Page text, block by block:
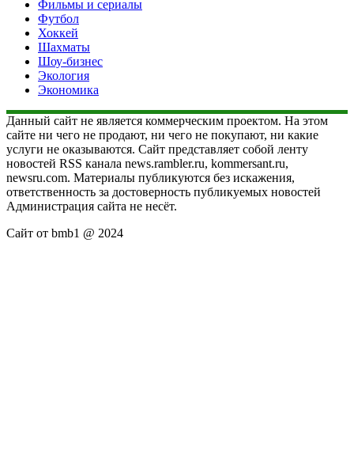
Фильмы и сериалы
Футбол
Хоккей
Шахматы
Шоу-бизнес
Экология
Экономика
Данный сайт не является коммерческим проектом. На этом
сайте ни чего не продают, ни чего не покупают, ни какие
услуги не оказываются. Сайт представляет собой ленту
новостей RSS канала news.rambler.ru, kommersant.ru,
newsru.com. Материалы публикуются без искажения,
ответственность за достоверность публикуемых новостей
Администрация сайта не несёт.
Сайт от bmb1 @ 2024